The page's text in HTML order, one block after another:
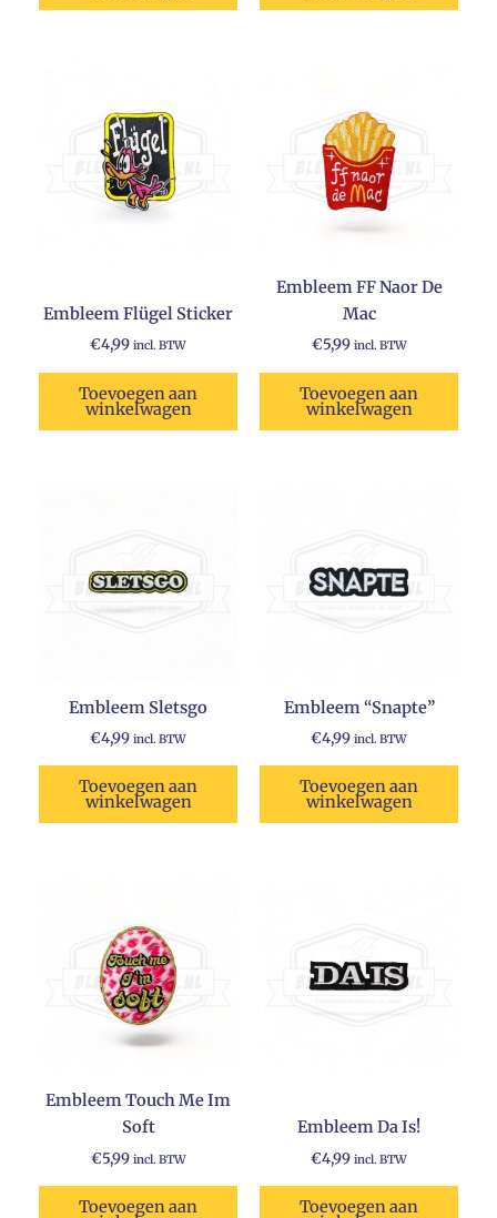
Embleem Flügel Sticker
€4,99 incl. BTW
Toevoegen aan
winkelwagen
Embleem FF Naor De
Mac
€5,99 incl. BTW
Toevoegen aan
winkelwagen
Embleem Sletsgo
€4,99 incl. BTW
Toevoegen aan
winkelwagen
Embleem “Snapte”
€4,99 incl. BTW
Toevoegen aan
winkelwagen
Embleem Touch Me Im
Soft
€5,99 incl. BTW
Toevoegen aan
Embleem Da Is!
€4,99 incl. BTW
Toevoegen aan